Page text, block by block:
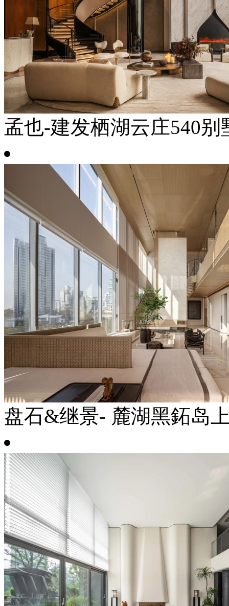
孟也-建发栖湖云庄540别
盘石&继景- 麓湖黑鉐岛